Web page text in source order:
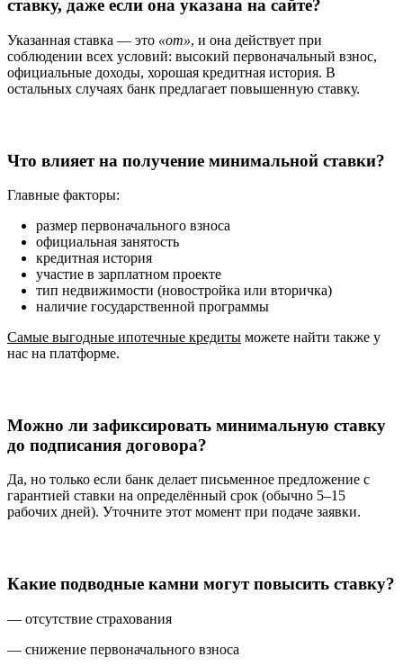
ставку, даже если она указана на сайте?
Указанная ставка — это «от», и она действует при
соблюдении всех условий: высокий первоначальный взнос,
официальные доходы, хорошая кредитная история. В
остальных случаях банк предлагает повышенную ставку.
Что влияет на получение минимальной ставки?
Главные факторы:
размер первоначального взноса
официальная занятость
кредитная история
участие в зарплатном проекте
тип недвижимости (новостройка или вторичка)
наличие государственной программы
Самые выгодные ипотечные кредиты можете найти также у
нас на платформе.
Можно ли зафиксировать минимальную ставку
до подписания договора?
Да, но только если банк делает письменное предложение с
гарантией ставки на определённый срок (обычно 5–15
рабочих дней). Уточните этот момент при подаче заявки.
Какие подводные камни могут повысить ставку?
— отсутствие страхования
— снижение первоначального взноса